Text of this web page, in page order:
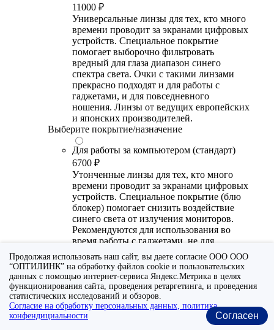
11000 ₽
Универсальные линзы для тех, кто много
времени проводит за экранами цифровых
устройств. Специальное покрытие
помогает выборочно фильтровать
вредный для глаза диапазон синего
спектра света. Очки с такими линзами
прекрасно подходят и для работы с
гаджетами, и для повседневного
ношения. Линзы от ведущих европейских
и японских производителей.
Выберите покрытие/назначение
Для работы за компьютером (стандарт)
6700 ₽
Утонченные линзы для тех, кто много
времени проводит за экранами цифровых
устройств. Специальное покрытие (блю
блокер) помогает снизить воздействие
синего света от излучения мониторов.
Рекомендуются для использования во
время работы с гаджетами, не для
постоянного ношения. Линзы
производства Сербии или Ю.-В. Азии.
Для работы за компьютером (премиум)
20300 ₽
Универсальные утонченные линзы для
тех, кто много времени проводит за
Продолжая использовать наш сайт, вы даете согласие ООО ООО
“ОПТИЛИНК” на обработку файлов cookie и пользовательских
данных с помощью интернет-сервиса Яндекс.Метрика в целях
функционирования сайта, проведения ретаргетинга, и проведения
статистических исследований и обзоров.
Согласие на обработку персональных данных, политика
конфендициальности
Согласен